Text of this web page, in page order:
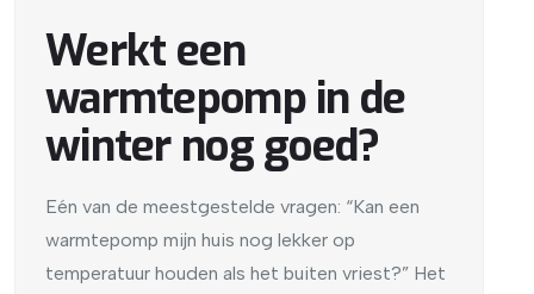
Werkt een
warmtepomp in de
winter nog goed?
Eén van de meestgestelde vragen: “Kan een
warmtepomp mijn huis nog lekker op
temperatuur houden als het buiten vriest?” Het